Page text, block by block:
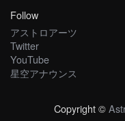
Follow
アストロアーツ
Twitter
YouTube
星空アナウンス
Copyright ©